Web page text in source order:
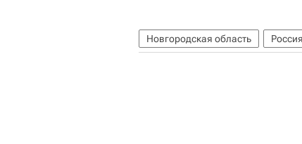
Новгородская область Россия